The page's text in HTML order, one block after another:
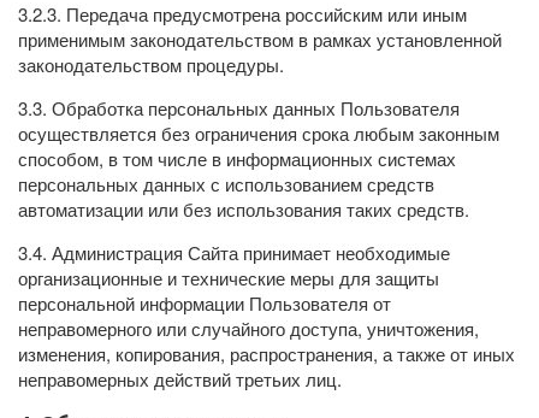
3.2.3. Передача предусмотрена российским или иным
применимым законодательством в рамках установленной
законодательством процедуры.
3.3. Обработка персональных данных Пользователя
осуществляется без ограничения срока любым законным
способом, в том числе в информационных системах
персональных данных с использованием средств
автоматизации или без использования таких средств.
3.4. Администрация Сайта принимает необходимые
организационные и технические меры для защиты
персональной информации Пользователя от
неправомерного или случайного доступа, уничтожения,
изменения, копирования, распространения, а также от иных
неправомерных действий третьих лиц.